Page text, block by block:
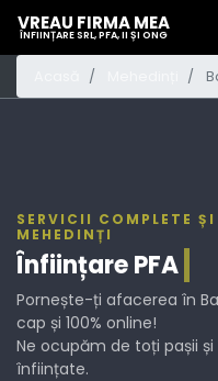
VREAU FIRMA MEA
ÎNFIINȚARE SRL, PFA, II ȘI ONG
SERVICII COMPLETE
MEHEDINȚI
ÎnființarePFA
Pornește-ți afacerea în
cap și 100% online!
Ne ocupăm de toți pașii
înființate.